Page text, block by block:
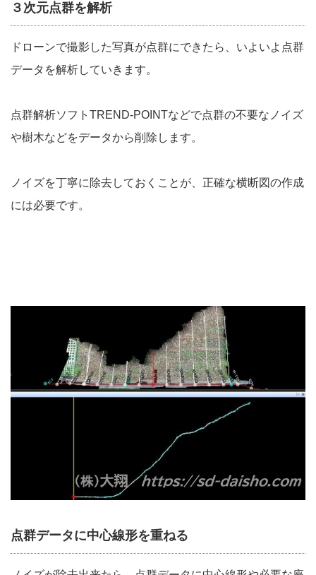
３次元点群を解析
ドローンで撮影した写真が点群にできたら、いよいよ点群
データを解析していきます。
点群解析ソフトTREND-POINTなどで点群の不要なノイズ
や樹木などをデータから削除します。
ノイズを丁寧に除去しておくことが、正確な横断図の作成
には必要です。
点群データに中心線形を重ねる